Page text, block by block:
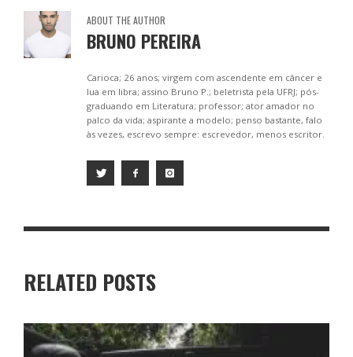
k er p
ABOUT THE AUTHOR
BRUNO PEREIRA
Carioca; 26 anos; virgem com ascendente em câncer e
lua em libra; assino Bruno P.; beletrista pela UFRJ; pós-
graduando em Literatura; professor; ator amador no
palco da vida; aspirante a modelo; penso bastante, falo
às vezes, escrevo sempre: escrevedor, menos escritor.
RELATED POSTS